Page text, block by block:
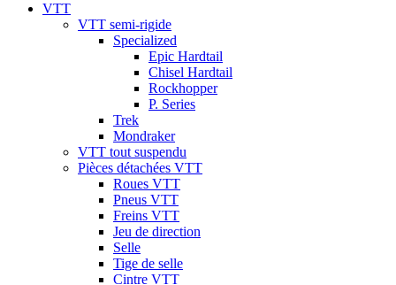
VTT
VTT semi-rigide
Specialized
Epic Hardtail
Chisel Hardtail
Rockhopper
P. Series
Trek
Mondraker
VTT tout suspendu
Pièces détachées VTT
Roues VTT
Pneus VTT
Freins VTT
Jeu de direction
Selle
Tige de selle
Cintre VTT